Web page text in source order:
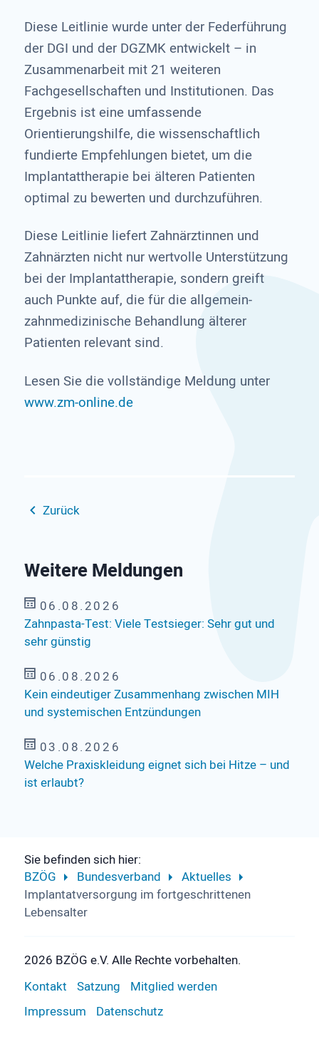
Diese Leitlinie wurde unter der Federführung
der DGI und der DGZMK entwickelt – in
Zusammenarbeit mit 21 weiteren
Fachgesellschaften und Institutionen. Das
Ergebnis ist eine umfassende
Orientierungshilfe, die wissenschaftlich
fundierte Empfehlungen bietet, um die
Implantattherapie bei älteren Patienten
optimal zu bewerten und durchzuführen.
Diese Leitlinie liefert Zahnärztinnen und
Zahnärzten nicht nur wertvolle Unterstützung
bei der Implantattherapie, sondern greift
auch Punkte auf, die für die allgemein-
zahnmedizinische Behandlung älterer
Patienten relevant sind.
Lesen Sie die vollständige Meldung unter
www.zm-online.de
Zurück
Weitere Meldungen
06.08.2026
Zahnpasta-Test: Viele Testsieger: Sehr gut und
sehr günstig
06.08.2026
Kein eindeutiger Zusammenhang zwischen MIH
und systemischen Entzündungen
03.08.2026
Welche Praxiskleidung eignet sich bei Hitze – und
ist erlaubt?
Sie befinden sich hier:
BZÖG
Bundesverband
Aktuelles
Implantatversorgung im fortgeschrittenen
Lebensalter
2026 BZÖG e.V. Alle Rechte vorbehalten.
Kontakt Satzung
Mitglied werden
Impressum
Datenschutz